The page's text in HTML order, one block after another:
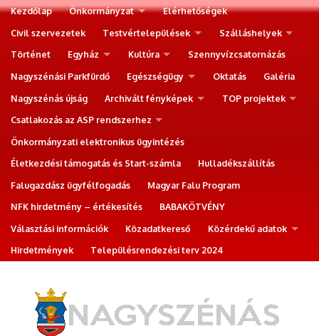
Kezdőlap Önkormányzat
Elérhetőségek
Civil szervezetek
Testvértelepülések
Szálláshelyek
Történet
Egyház Kultúra
Szennyvízcsatornázás
Nagyszénási Parkfürdő
Egészségügy Oktatás
Galéria
Nagyszénás újság
Archivált fényképek
TOP projektek
Csatlakozás az ASP rendszerhez
Önkormányzati elektronikus ügyintézés
Életkezdési támogatás és Start-számla
Hulladékszállítás
Falugazdász ügyfélfogadás
Magyar Falu Program
NFK hirdetmény – értékesítés
BABAKÖTVÉNY
Választási információk
Közadatkereső
Közérdekű adatok
Hirdetmények
Településrendezési terv 2024